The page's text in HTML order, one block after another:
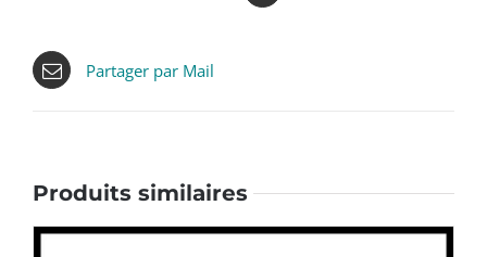
Partager par Mail
Produits similaires